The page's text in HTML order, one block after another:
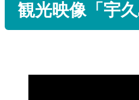
観光映像「宇久